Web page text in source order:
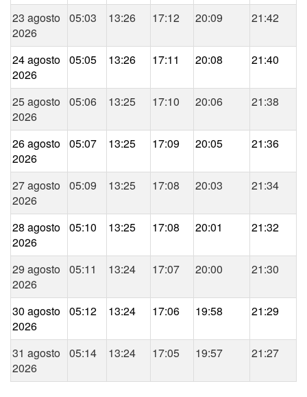
23 agosto
2026
05:03 13:26 17:12 20:09 21:42
24 agosto
2026
05:05 13:26 17:11 20:08 21:40
25 agosto
2026
05:06 13:25 17:10 20:06 21:38
26 agosto
2026
05:07 13:25 17:09 20:05 21:36
27 agosto
2026
05:09 13:25 17:08 20:03 21:34
28 agosto
2026
05:10 13:25 17:08 20:01 21:32
29 agosto
2026
05:11 13:24 17:07 20:00 21:30
30 agosto
2026
05:12 13:24 17:06 19:58 21:29
31 agosto
2026
05:14 13:24 17:05 19:57 21:27